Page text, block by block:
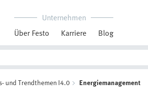
Unternehmen
Über Festo
Karriere Blog
und Trendthemen I4.0 Energiemanagement